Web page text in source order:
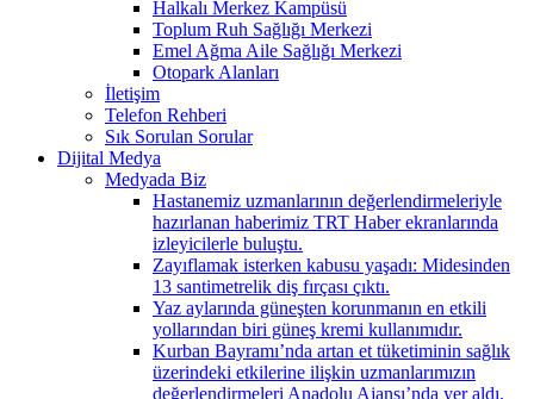
Halkalı Merkez Kampüsü
Toplum Ruh Sağlığı Merkezi
Emel Ağma Aile Sağlığı Merkezi
Otopark Alanları
İletişim
Telefon Rehberi
Sık Sorulan Sorular
Dijital Medya
Medyada Biz
Hastanemiz uzmanlarının değerlendirmeleriyle
hazırlanan haberimiz TRT Haber ekranlarında
izleyicilerle buluştu.
Zayıflamak isterken kabusu yaşadı: Midesinden
13 santimetrelik diş fırçası çıktı.
Yaz aylarında güneşten korunmanın en etkili
yollarından biri güneş kremi kullanımıdır.
Kurban Bayramı’nda artan et tüketiminin sağlık
üzerindeki etkilerine ilişkin uzmanlarımızın
değerlendirmeleri Anadolu Ajansı’nda yer aldı.